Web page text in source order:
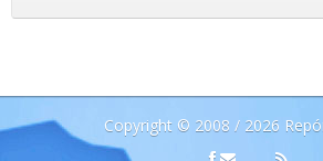
Copyright © 2008 / 2026